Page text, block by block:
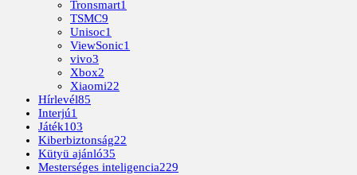
Tronsmart1
TSMC9
Unisoc1
ViewSonic1
vivo3
Xbox2
Xiaomi22
Hírlevél85
Interjú1
Játék103
Kiberbiztonság22
Kütyü ajánló35
Mesterséges inteligencia229